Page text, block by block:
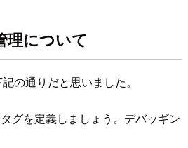
理について
の通りだと思いました。
グを定義しましょう。デバッギン